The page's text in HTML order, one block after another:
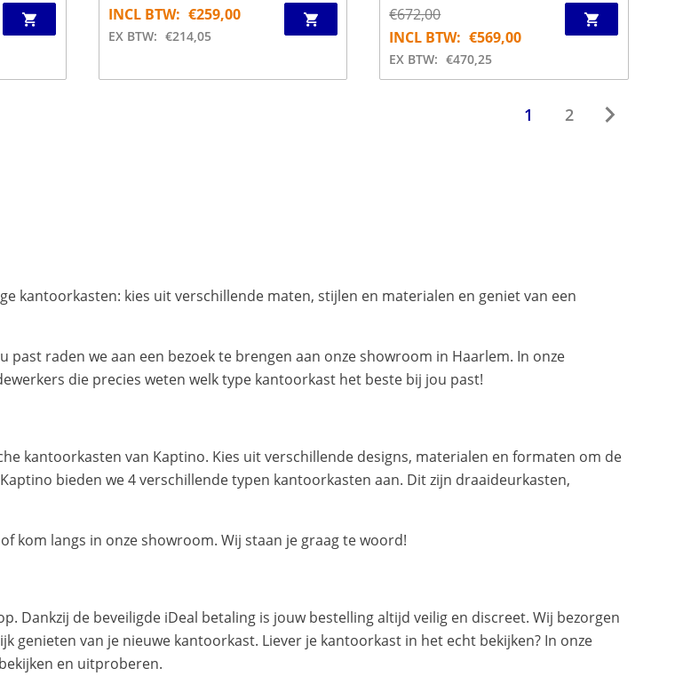
INCL BTW: €259,00
EX BTW: €214,05
€672,00
INCL BTW: €569,00
EX BTW: €470,25
1 2
kantoorkasten: kies uit verschillende maten, stijlen en materialen en geniet van een
raden we aan een bezoek te brengen aan onze showroom in Haarlem. In onze
die precies weten welk type kantoorkast het beste bij jou past!
kantoorkasten van Kaptino. Kies uit verschillende designs, materialen en formaten om de
bieden we 4 verschillende typen kantoorkasten aan. Dit zijn draaideurkasten,
kom langs in onze showroom. Wij staan je graag te woord!
Dankzij de beveiligde iDeal betaling is jouw bestelling altijd veilig en discreet. Wij bezorgen
genieten van je nieuwe kantoorkast. Liever je kantoorkast in het echt bekijken? In onze
en uitproberen.